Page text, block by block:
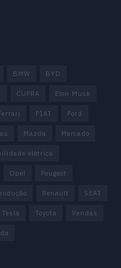
BMW BYD
CUPRA Elon Musk
FIAT Ford
Mazda Mercado
elétrica
Opel Peugeot
Renault SEAT
Tesla Toyota Vendas